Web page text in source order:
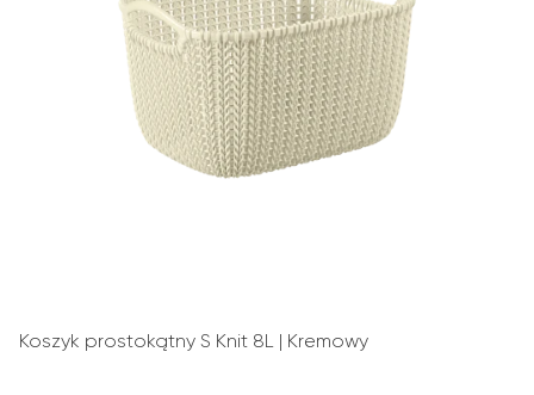
Koszyk prostokątny S Knit 8L | Kremowy